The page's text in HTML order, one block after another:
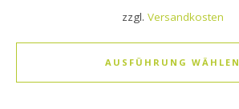
zzgl.Versandkosten
AUSFÜHRUNG WÄHLEN